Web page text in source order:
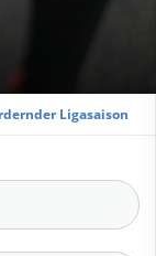
Ligasaison